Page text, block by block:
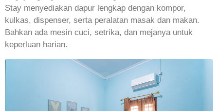
Stay menyediakan dapur lengkap dengan kompor,
kulkas, dispenser, serta peralatan masak dan makan.
Bahkan ada mesin cuci, setrika, dan mejanya untuk
keperluan harian.